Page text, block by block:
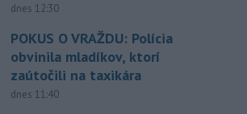
dnes 12:30
POKUS O VRAŽDU: Polícia
obvinila mladíkov, ktorí
zaútočili na taxikára
dnes 11:40